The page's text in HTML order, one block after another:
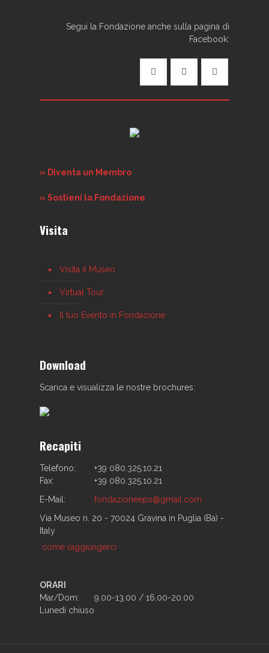
Segui la Fondazione anche sulla pagina di
Facebook:
» Diventa un Membro
» Sostieni la Fondazione
Visita
Visita il Museo
Virtual Tour
Il tuo Evento in Fondazione
Download
Scarica e visualizza le nostre brochures:
Recapiti
Telefono:
+39 080.325.10.21
Fax:
+39 080.325.10.21
E-Mail:
fondazioneeps@gmail.com
Via Museo n. 20 - 70024 Gravina in Puglia (Ba) -
Italy
come raggiungerci
ORARI
Mar/Dom:
9.00-13.00 / 16.00-20.00
Lunedì chiuso